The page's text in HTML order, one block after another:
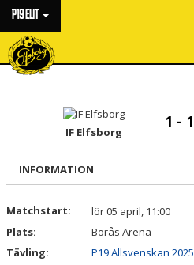
P19 ELIT
HEM
MATCHER
TRUPPEN
BILDGALLERI
IF Elfsborg
1 - 1
INFORMATION
Matchstart:
lör 05 april, 11:00
Plats:
Borås Arena
Tävling:
P19 Allsvenskan 2025